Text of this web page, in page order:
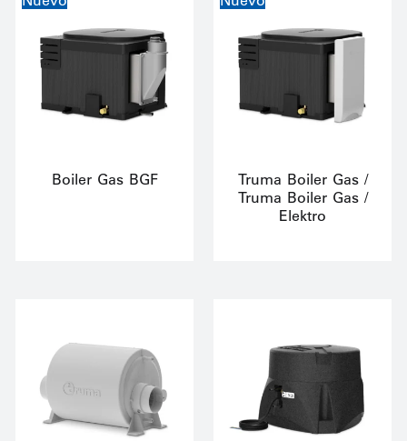
Boiler Gas BGF
Truma Boiler Gas /
Truma Boiler Gas /
Elektro